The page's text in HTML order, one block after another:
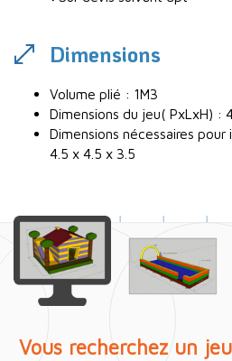
Dimensions
Volume plié : 1M3
Dimensions du jeu( PxLxH) :
Dimensions nécessaires
4.5 x 4.5 x 3.5
Vous recherchez un